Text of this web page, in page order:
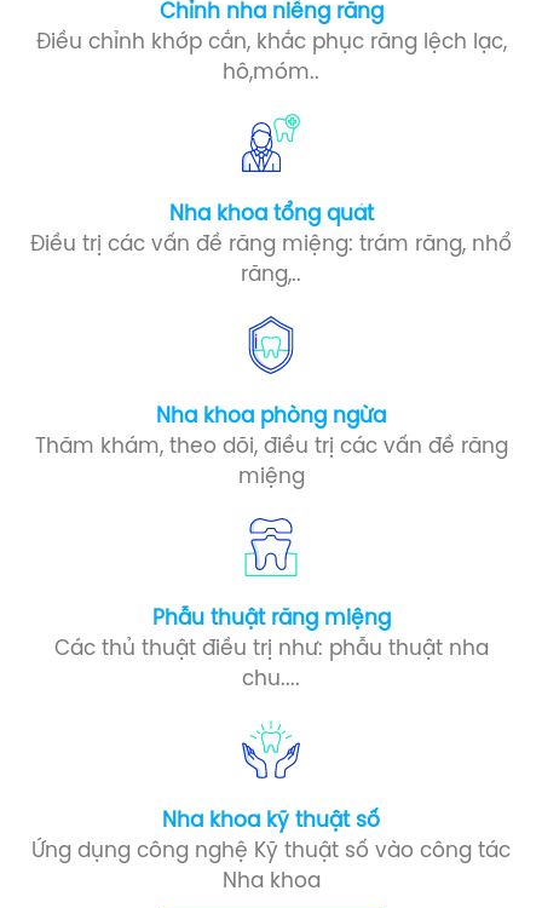
Chỉnh nha niềng răng
Điều chỉnh khớp cắn, khắc phục răng lệch lạc,
hô,móm..
Nha khoa tổng quát
Điều trị các vấn đề răng miệng: trám răng, nhổ
răng,..
Nha khoa phòng ngừa​
Thăm khám, theo dõi, điều trị các vấn đề răng
miệng
Phẫu thuật răng miệng​
Các thủ thuật điều trị như: phẫu thuật nha
chu....
Nha khoa kỹ thuật số
Ứng dụng công nghệ Kỹ thuật số vào công tác
Nha khoa